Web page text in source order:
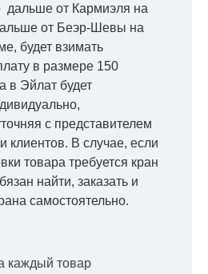
дальше от Кармиэля на
от Беэр-Шевы на
будет взимать
в размере 150
в Эйлат будет
с представителем
клиентов. В случае, если
товара требуется кран
найти, заказать и
самостоятельно.
каждый товар